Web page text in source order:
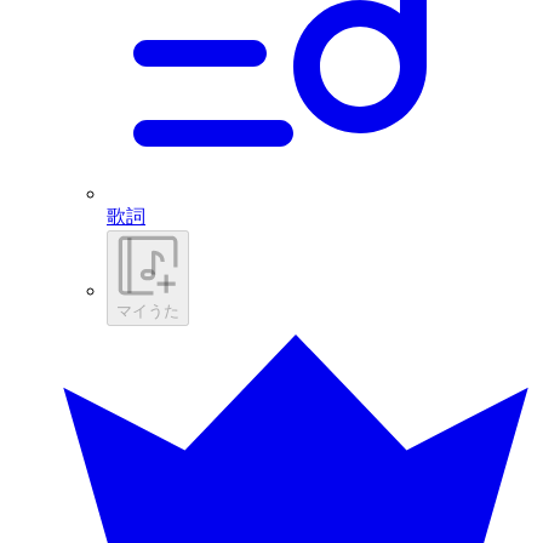
歌詞
マイうた